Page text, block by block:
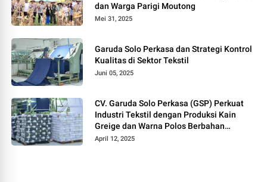
dan Warga Parigi Moutong
Mei 31, 2025
Garuda Solo Perkasa dan Strategi Kontrol
Kualitas di Sektor Tekstil
Juni 05, 2025
CV. Garuda Solo Perkasa (GSP) Perkuat
Industri Tekstil dengan Produksi Kain
Greige dan Warna Polos Berbahan
Tetoron Rayon
April 12, 2025